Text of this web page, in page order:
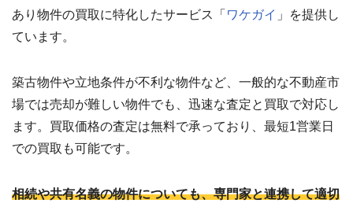
あり物件の買取に特化したサービス「 ワケガイ 」を提供し
ています。
築古物件や立地条件が不利な物件など、一般的な不動産市
場では売却が難しい物件でも、迅速な査定と買取で対応し
ます。買取価格の査定は無料で承っており、最短1営業日
での買取も可能です。
相続や共有名義の物件についても、専門家と連携して適切